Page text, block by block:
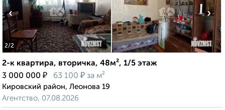
2/2
‹ ›
2-к квартира, вторичка, 48м², 1/5 этаж
3 000 000 ₽ 63 100 ₽ за м²
Кировский район, Леонова 19
Агентство, 07.08.2026